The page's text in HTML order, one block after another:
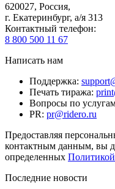
620027, Россия,
г. Екатеринбург, а/я 313
Контактный телефон:
8 800 500 11 67
Написать нам
Поддержка:
Печать тиража:
Вопросы по
PR: pr@ridero.ru
Предоставляя
контактным данным, вы
определенных
Последние новости